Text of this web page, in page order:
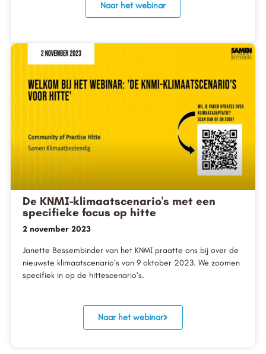
Naar het webinar
De KNMI-klimaatscenario's met een
specifieke focus op hitte
2 november 2023
Janette Bessembinder van het KNMI praatte ons bij over de
nieuwste klimaatscenario’s van 9 oktober 2023. We zoomen
specifiek in op de hittescenario’s.
Naar het webinar